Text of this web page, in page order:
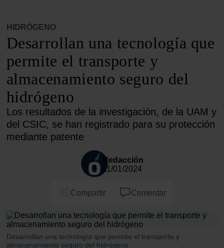
HIDRÓGENO
Desarrollan una tecnología que
permite el transporte y
almacenamiento seguro del
hidrógeno
Los resultados de la investigación, de la UAM y
del CSIC, se han registrado para su protección
mediante patente
Redacción
11/01/2024
Compartir Comentar
Desarrollan una tecnología que permite el transporte y
almacenamiento seguro del hidrógeno